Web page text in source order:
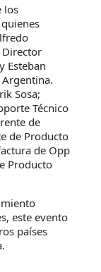
los
Director
Esteban
Sosa;
Técnico
de
de Producto
de Opp
Producto
este evento
países